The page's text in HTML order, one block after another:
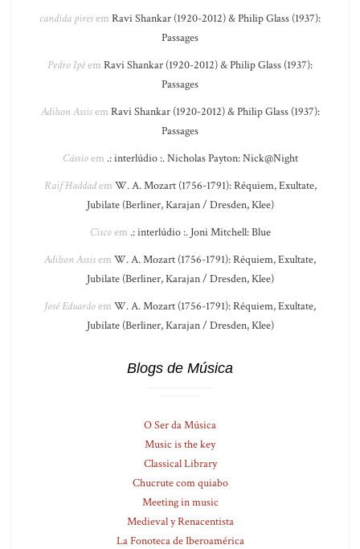
candida piresem Ravi Shankar (1920-2012) & Philip Glass (1937):
Passages
Pedro Ipêem Ravi Shankar (1920-2012) & Philip Glass (1937):
Passages
Adilson Assisem Ravi Shankar (1920-2012) & Philip Glass (1937):
Passages
Cássioem .: interlúdio :. Nicholas Payton: Nick@Night
Raif Haddadem W. A. Mozart (1756-1791): Réquiem, Exultate,
Jubilate (Berliner, Karajan / Dresden, Klee)
Ciscoem .: interlúdio :. Joni Mitchell: Blue
Adilson Assisem W. A. Mozart (1756-1791): Réquiem, Exultate,
Jubilate (Berliner, Karajan / Dresden, Klee)
José Eduardoem W. A. Mozart (1756-1791): Réquiem, Exultate,
Jubilate (Berliner, Karajan / Dresden, Klee)
Blogs de Música
O Ser da Música
Music is the key
Classical Library
Chucrute com quiabo
Meeting in music
Medieval y Renacentista
La Fonoteca de Iberoamérica